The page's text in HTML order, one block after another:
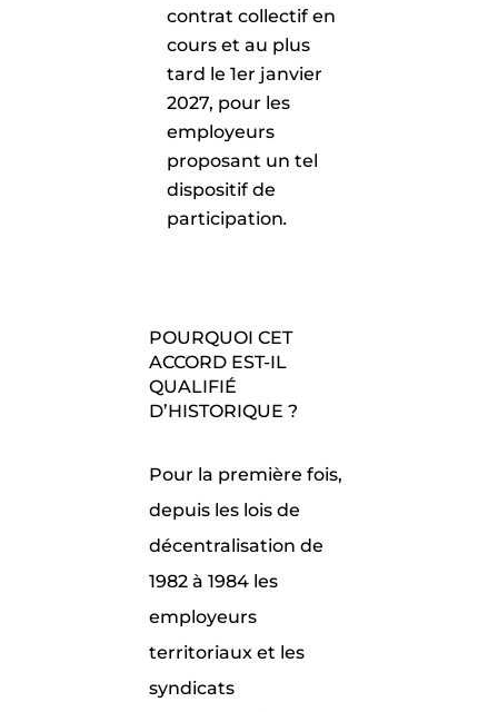
contrat collectif en
cours et au plus
tard le 1er janvier
2027, pour les
employeurs
proposant un tel
dispositif de
participation.
POURQUOI CET
ACCORD EST-IL
QUALIFIÉ
D’HISTORIQUE ?
Pour la première fois,
depuis les lois de
décentralisation de
1982 à 1984 les
employeurs
territoriaux et les
syndicats